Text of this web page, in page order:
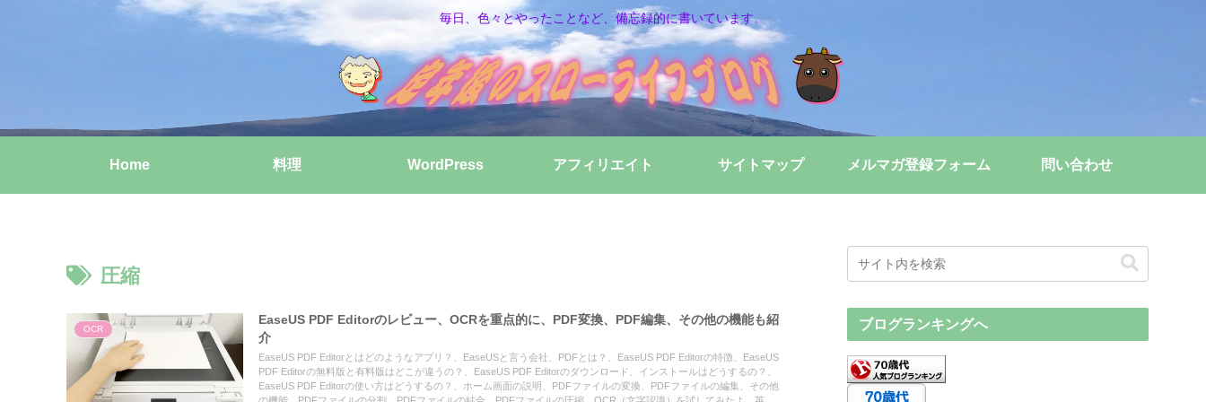
毎日、色々とやったことなど、備忘録的に書いています。
Home 料理 WordPress アフィリエイト サイトマップ メルマガ登録フォーム 問い合わせ
圧縮
OCR
EaseUS PDF Editorのレビュー、OCRを重点的に、PDF変換、PDF編集、その他の機能も紹
介
EaseUS PDF Editorとはどのようなアプリ？、EaseUSと言う会社、PDFとは？、EaseUS PDF Editorの特徴、EaseUS
PDF Editorの無料版と有料版はどこが違うの？、EaseUS PDF Editorのダウンロード、インストールはどうするの？、
EaseUS PDF Editorの使い方はどうするの？、ホーム画面の説明、PDFファイルの変換、PDFファイルの編集、その他
ブログランキングへ